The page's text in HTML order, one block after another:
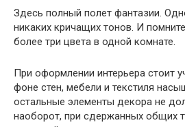
Здесь полный полет фантазии.
никаких кричащих тонов. И
более три цвета в одной комнате.
При оформлении интерьера стоит
фоне стен, мебели и текстиля
остальные элементы декора не
наоборот, при сдержанных общих